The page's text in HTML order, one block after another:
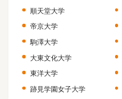
順天堂大学
帝京大学
駒澤大学
大東文化大学
東洋大学
跡見学園女子大学